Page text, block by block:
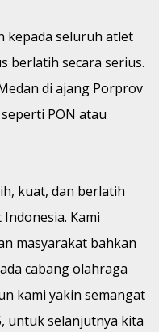
kepada seluruh atlet
berlatih secara serius.
di ajang Porprov
PON atau
kuat, dan berlatih
Kami
masyarakat bahkan
cabang olahraga
kami yakin semangat
untuk selanjutnya kita